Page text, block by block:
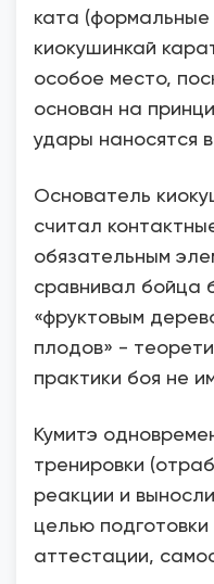
ката (формальные
киокушинкай
особое место,
основан на
удары наносятся
Основатель
считал
обязательным
сравнивал бойца
«фруктовым
плодов» -
практики боя не
Кумитэ
тренировки
реакции и
целью подготовки
аттестации,